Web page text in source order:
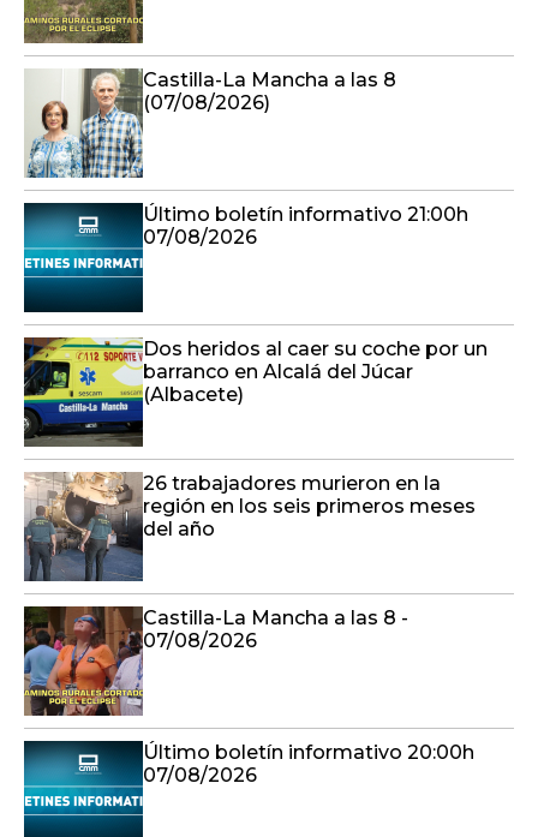
Castilla-La Mancha a las 8
(07/08/2026)
Último boletín informativo 21:00h
07/08/2026
Dos heridos al caer su coche por un
barranco en Alcalá del Júcar
(Albacete)
26 trabajadores murieron en la
región en los seis primeros meses
del año
Castilla-La Mancha a las 8 -
07/08/2026
Último boletín informativo 20:00h
07/08/2026